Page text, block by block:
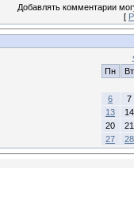
Добавлять комментарии
[
Пн
Вт
6
7
13
14
20
21
27
28